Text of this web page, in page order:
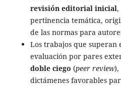
revisión editorial inicial,
pertinencia temática,
de las normas para
Los trabajos que superan
evaluación por pares
doble ciego (peer review),
dictámenes favorables